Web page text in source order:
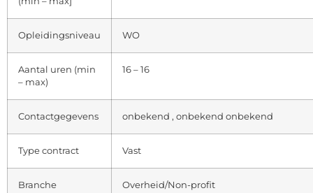
Opleidingsniveau WO
Aantal uren (min
– max)
16 – 16
Contactgegevens onbekend , onbekend onbekend
Type contract Vast
Branche Overheid/Non-profit